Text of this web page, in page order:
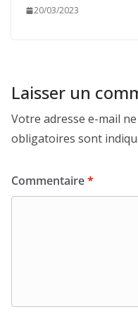
20/03/2023
Laisser un
Votre adresse e-mail
obligatoires sont
Commentaire*